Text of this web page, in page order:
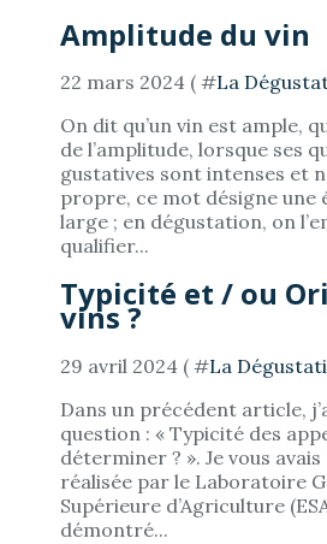
Amplitude du vin
22 mars 2024 ( #La
On dit qu’un vin est ample,
de l’amplitude, lorsque ses
gustatives sont intenses et
propre, ce mot désigne une
large ; en dégustation, on
qualifier...
Typicité et / ou
vins ?
29 avril 2024 ( #La
Dans un précédent article,
question : « Typicité des
déterminer ? ». Je vous
réalisée par le Laboratoire
Supérieure d’Agriculture
démontré...